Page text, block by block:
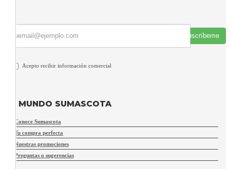
Suscríbeme
Acepto recibir información comercial
MUNDO SUMASCOTA
Conoce Sumascota
Tu compra perfecta
Nuestras promociones
Preguntas o sugerencias